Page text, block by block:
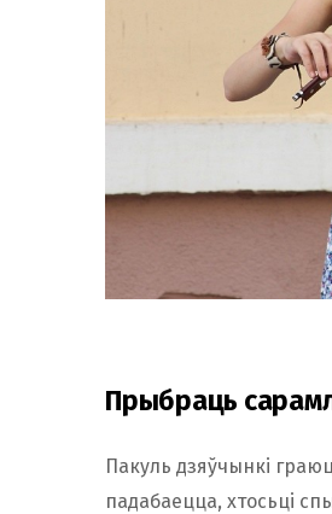
Прыбраць
Пакуль дзяўчынкі
падабаецца, хтосьці